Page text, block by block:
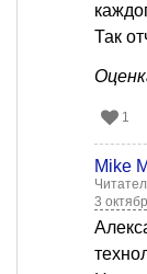
Так
1
Mike
3